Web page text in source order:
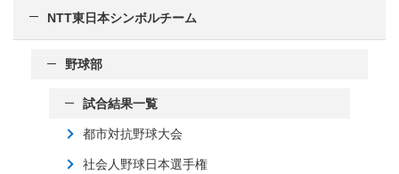
NTT東日本シンボルチーム
野球部
試合結果一覧
都市対抗野球大会
社会人野球日本選手権